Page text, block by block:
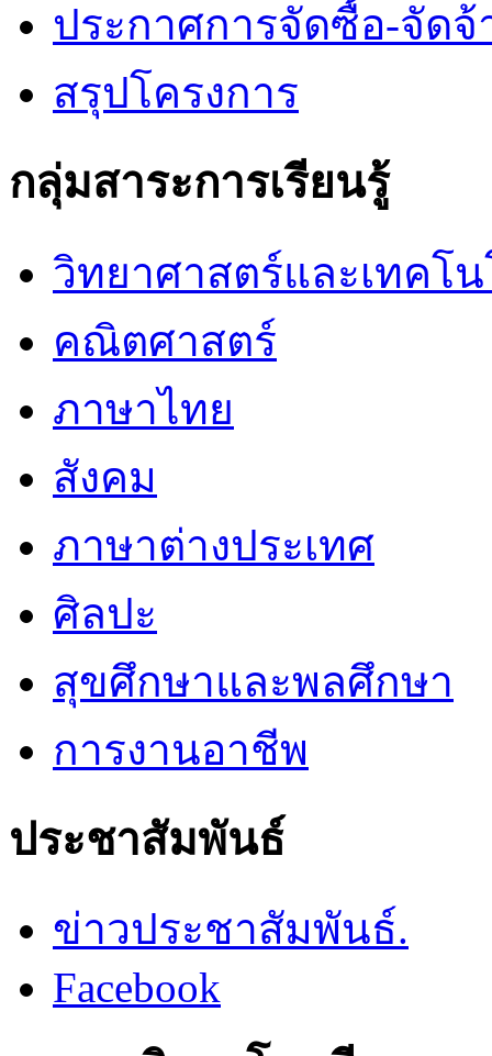
ประกาศการจัดซื้อ-จัดจ้
สรุปโครงการ
กลุ่มสาระการเรียนรู้
วิทยาศาสตร์และเทคโ
คณิตศาสตร์
ภาษาไทย
สังคม
ภาษาต่างประเทศ
ศิลปะ
สุขศึกษาและพลศึกษา
การงานอาชีพ
ประชาสัมพันธ์
ข่าวประชาสัมพันธ์.
Facebook